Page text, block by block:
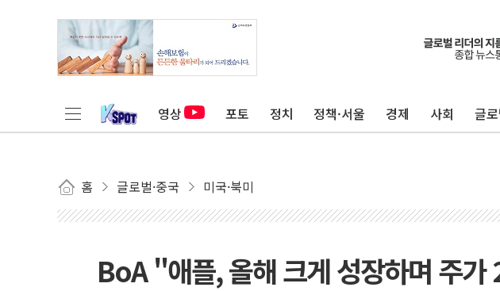
영상 포토 정치 정책·서울 경제 사회 글
홈 글로벌·중국 미국·북미
BoA "애플, 올해 크게 성장하며 주